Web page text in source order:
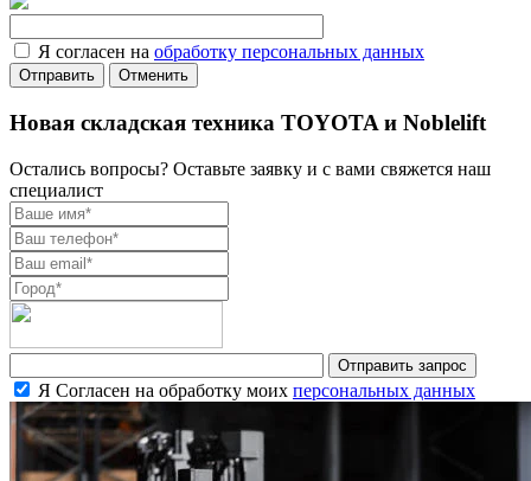
Я согласен на обработку персональных данных
Отменить
Новая складская техника TOYOTA и Noblelift
Остались вопросы? Оставьте заявку и с вами свяжется наш
специалист
Я Согласен на обработку моих персональных данных